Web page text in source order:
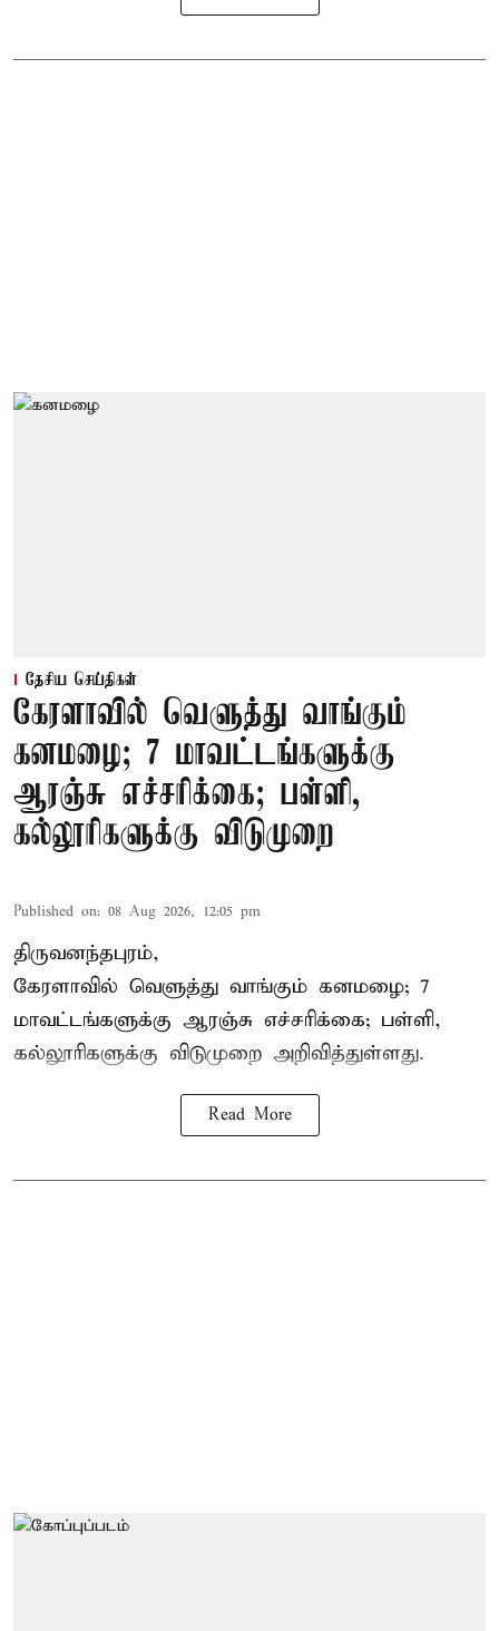
தேசிய செய்திகள்
கேரளாவில் வெளுத்து வாங்கும்
கனமழை; 7 மாவட்டங்களுக்கு
ஆரஞ்சு எச்சரிக்கை; பள்ளி,
கல்லூரிகளுக்கு விடுமுறை
Published on: 08 Aug 2026, 12:05 pm
திருவனந்தபுரம்,
கேரளாவில் வெளுத்து வாங்கும் கனமழை; 7
மாவட்டங்களுக்கு ஆரஞ்சு எச்சரிக்கை; பள்ளி,
கல்லூரிகளுக்கு விடுமுறை அறிவித்துள்ளது.
Read More